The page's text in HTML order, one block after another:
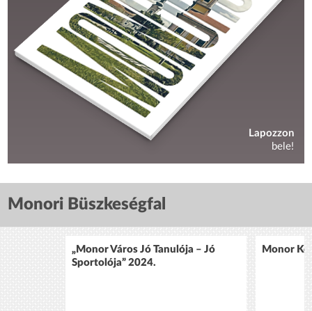
Lapozzon
bele!
Monori Büszkeségfal
„Monor Város Jó Tanulója – Jó
Sportolója” 2024.
Monor